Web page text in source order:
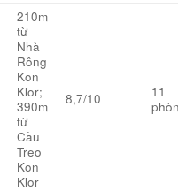
210m
từ
Nhà
Rông
Kon
Klor;
390m
từ
Cầu
Treo
Kon
Klor
8,7/10
11